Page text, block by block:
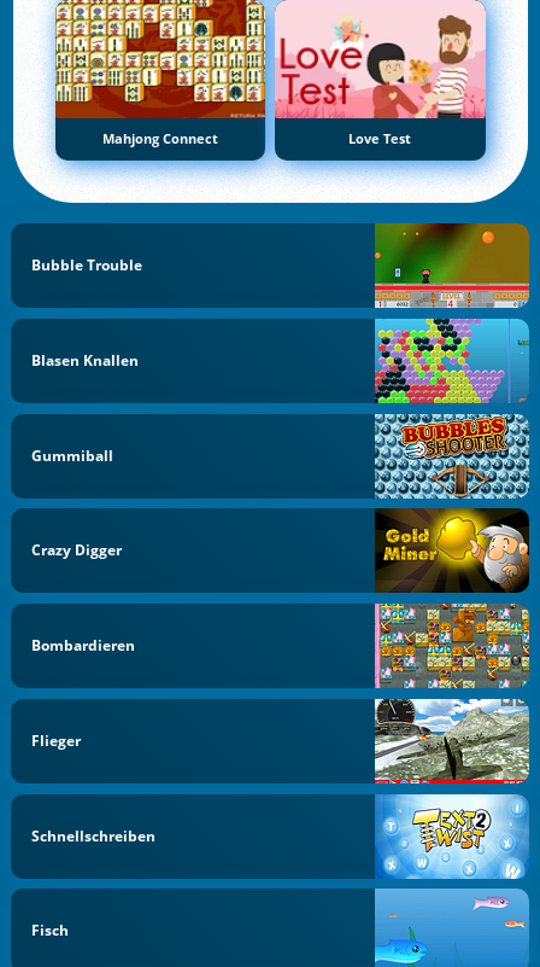
Mahjong Connect Love Test
Bubble Trouble
Blasen Knallen
Gummiball
Crazy Digger
Bombardieren
Flieger
Schnellschreiben
Fisch